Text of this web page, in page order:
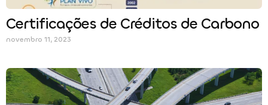
Certificações de Créditos de Carbono
novembro 11, 2023